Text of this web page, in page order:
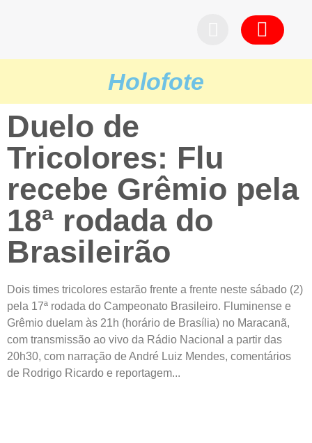
Holofote
Duelo de
Tricolores: Flu
recebe Grêmio pela
18ª rodada do
Brasileirão
Dois times tricolores estarão frente a frente neste sábado (2)
pela 17ª rodada do Campeonato Brasileiro. Fluminense e
Grêmio duelam às 21h (horário de Brasília) no Maracanã,
com transmissão ao vivo da Rádio Nacional a partir das
20h30, com narração de André Luiz Mendes, comentários
de Rodrigo Ricardo e reportagem...